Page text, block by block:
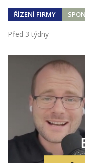
ŘÍZENÍ FIRMY
Před 3 týdny